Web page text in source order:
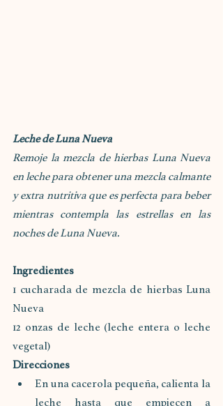
Leche de Luna Nueva
Remoje la mezcla de hierbas Luna Nueva
en leche para obtener una mezcla calmante
y extra nutritiva que es perfecta para beber
mientras contempla las estrellas en las
noches de Luna Nueva.
Ingredientes
1 cucharada de mezcla de hierbas Luna
Nueva
12 onzas de leche (leche entera o leche
vegetal)
Direcciones
En una cacerola pequeña, calienta la
leche hasta que empiecen a